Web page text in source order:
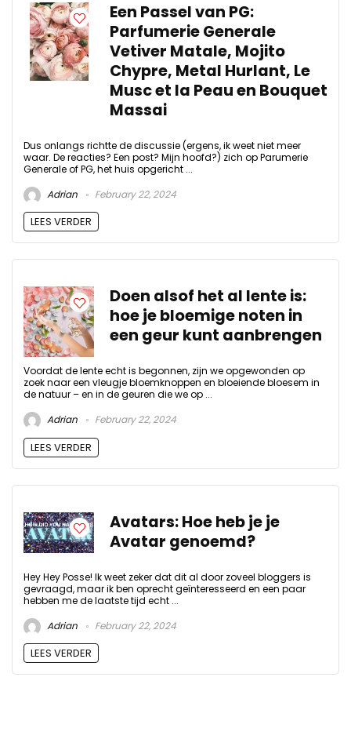
Een Passel van PG:
Parfumerie Generale
Vetiver Matale, Mojito
Chypre, Metal Hurlant, Le
Musc et la Peau en Bouquet
Massai
Dus onlangs richtte de discussie (ergens, ik weet niet meer
waar. De reacties? Een post? Mijn hoofd?) zich op Parumerie
Generale of PG, het huis opgericht ...
Adrian
February 22, 2024
LEES VERDER
Doen alsof het al lente is:
hoe je bloemige noten in
een geur kunt aanbrengen
Voordat de lente echt is begonnen, zijn we opgewonden op
zoek naar een vleugje bloemknoppen en bloeiende bloesem in
de natuur – en in de geuren die we op ...
Adrian
February 22, 2024
LEES VERDER
Avatars: Hoe heb je je
Avatar genoemd?
Hey Hey Posse! Ik weet zeker dat dit al door zoveel bloggers is
gevraagd, maar ik ben oprecht geïnteresseerd en een paar
hebben me de laatste tijd echt ...
Adrian
February 22, 2024
LEES VERDER